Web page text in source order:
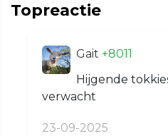
Topreactie
Gait +8011
Hijgende
verwacht
23-09-2025